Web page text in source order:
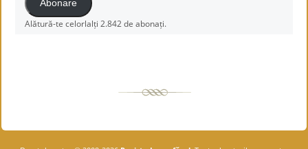
Abonare
Alătură-te celorlalți 2.842 de abonați.